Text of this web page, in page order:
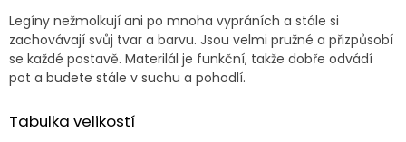
Legíny nežmolkují ani po mnoha vypráních a stále si
zachovávají svůj tvar a barvu. Jsou velmi pružné a přizpůsobí
se každé postavě. Materilál je funkční, takže dobře odvádí
pot a budete stále v suchu a pohodlí.
Tabulka velikostí